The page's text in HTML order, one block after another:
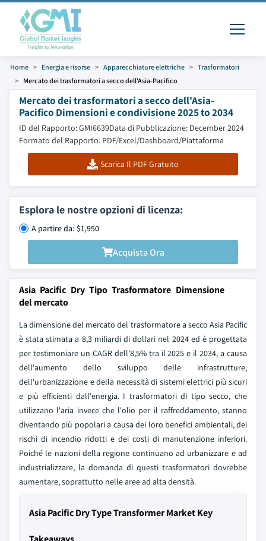
Home Energia e risorse Apparecchiature elettriche
Trasformatori
Mercato dei trasformatori a secco dell'Asia-Pacifico
Mercato dei trasformatori a secco dell'Asia-
Pacifico Dimensioni e condivisione 2025 to 2034
ID del Rapporto: GMI6639Data di Pubblicazione: December 2024
Formato del Rapporto: PDF/Excel/Dashboard/Piattaforma
Scarica Il PDF Gratuito
Esplora le nostre opzioni di licenza:
A partire da: $1,950
Acquista Ora
Asia Pacific Dry Tipo Trasformatore Dimensione
del mercato
La dimensione del mercato del trasformatore a secco Asia Pacific
è stata stimata a 8,3 miliardi di dollari nel 2024 ed è progettata
per testimoniare un CAGR dell'8,5% tra il 2025 e il 2034, a causa
dell'aumento dello sviluppo delle infrastrutture,
dell'urbanizzazione e della necessità di sistemi elettrici più sicuri
e più efficienti dall'energia. I trasformatori di tipo secco, che
utilizzano l'aria invece che l'olio per il raffreddamento, stanno
diventando più popolari a causa dei loro benefici ambientali, dei
rischi di incendio ridotti e dei costi di manutenzione inferiori.
Poiché le nazioni della regione continuano ad urbanizzare e ad
industrializzare, la domanda di questi trasformatori dovrebbe
aumentare, soprattutto nelle aree ad alta densità.
Asia Pacific Dry Type Transformer Market Key